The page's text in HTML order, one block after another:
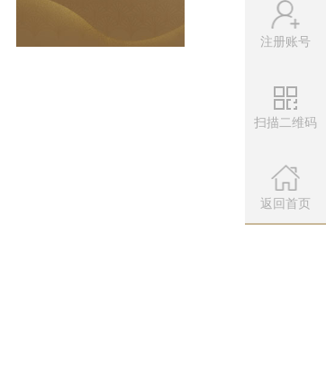
，真是有趣又好玩，
注册账号
扫描二维码
微信公
扫描左侧二
返回首页